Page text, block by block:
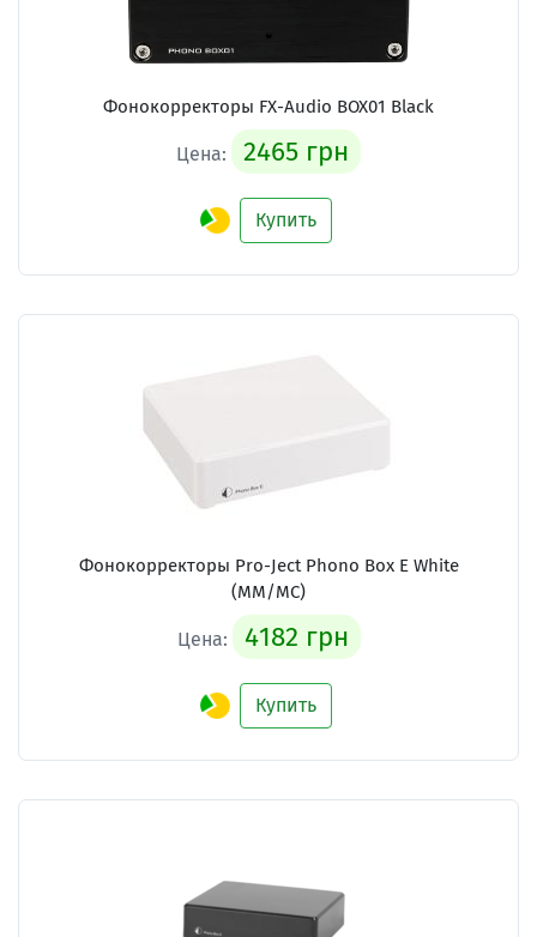
Фонокорректоры FX-Audio BOX01 Black
Цена: 2465 грн
Купить
Фонокорректоры Pro-Ject Phono Box E White
(MM/MC)
Цена: 4182 грн
Купить